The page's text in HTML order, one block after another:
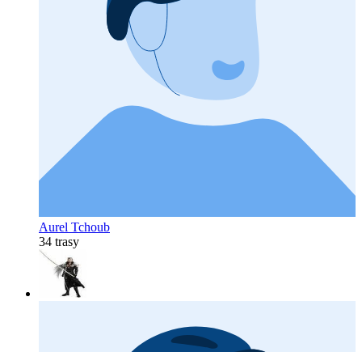
Aurel Tchoub
34 trasy